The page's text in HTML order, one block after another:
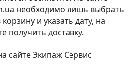
необходимо лишь выбрать
и указать дату, на
получить доставку.
сайте Экипаж Сервис